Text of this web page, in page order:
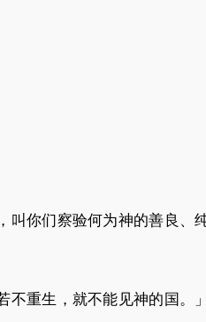
你们察验何为神的善良、
重生，就不能见神的国。」